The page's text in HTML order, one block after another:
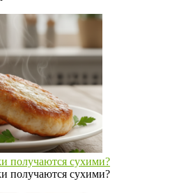
получаются сухими?
получаются сухими?